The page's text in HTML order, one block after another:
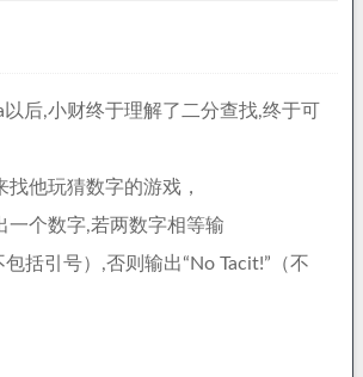
以后,小财终于理解了二分查找,终于可
找他玩猜数字的游戏，
一个数字,若两数字相等输
包括引号）,否则输出“No Tacit!”（不